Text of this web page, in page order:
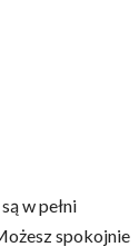
w pełni
spokojnie